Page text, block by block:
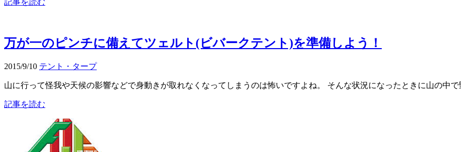
万が一のピンチに備えてツェルト(ビバークテント)を準備しよう！
2015/9/10 テント・タープ
山に行って怪我や天候の影響などで身動きが取れなくなってしまうのは怖いですよね。 そんな状況になったときに山の中
記事を読む